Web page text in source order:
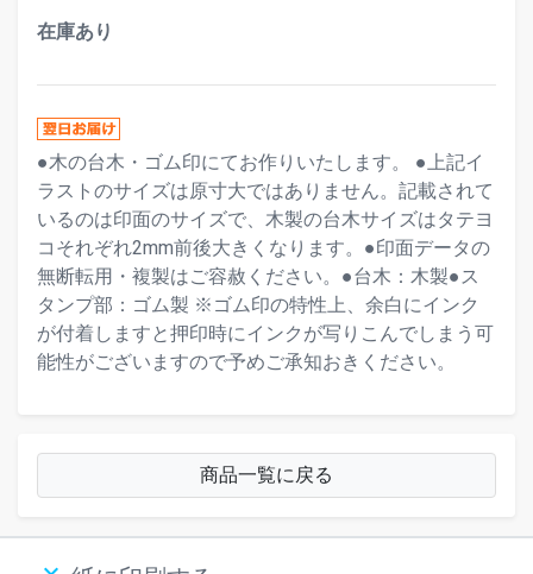
在庫あり
●木の台木・ゴム印にてお作りいたします。 ●上記イ
ラストのサイズは原寸大ではありません。記載されて
いるのは印面のサイズで、木製の台木サイズはタテヨ
コそれぞれ2mm前後大きくなります。●印面データの
無断転用・複製はご容赦ください。●台木：木製●ス
タンプ部：ゴム製 ※ゴム印の特性上、余白にインク
が付着しますと押印時にインクが写りこんでしまう可
能性がございますので予めご承知おきください。
商品一覧に戻る